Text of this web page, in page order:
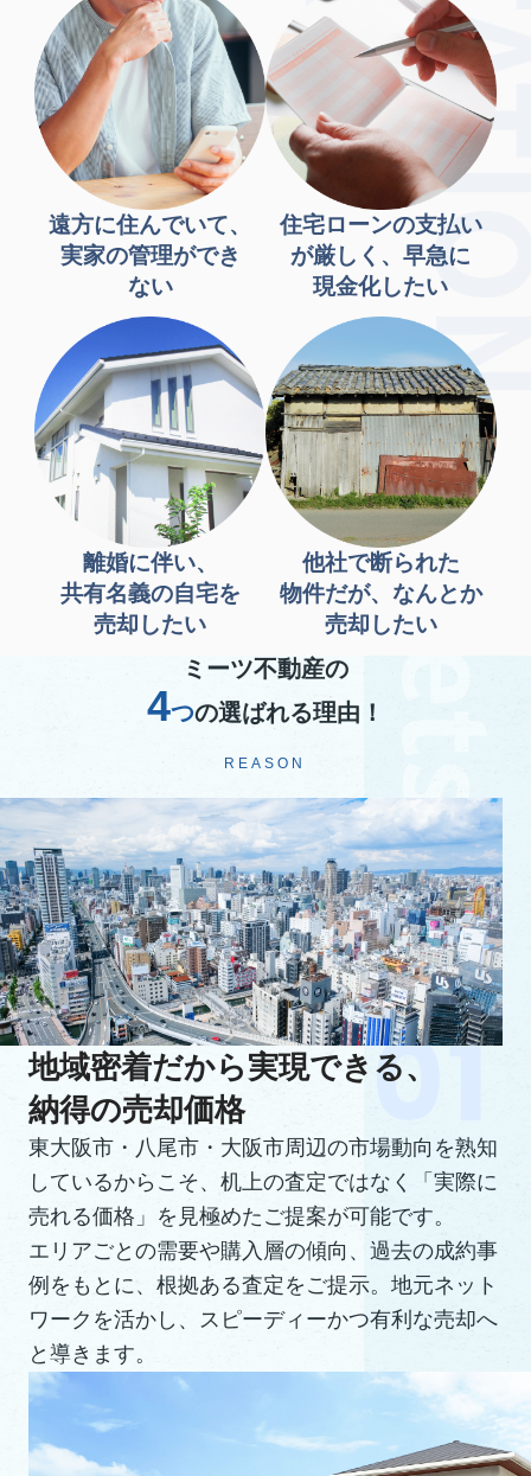
遠方に住んでいて、
実家の管理ができ
ない
住宅ローンの支払い
が厳しく、早急に
現金化したい
離婚に伴い、
共有名義の自宅を
売却したい
他社で断られた
物件だが、なんとか
売却したい
ミーツ不動産の
4つの選ばれる理由！
REASON
地域密着だから実現できる、
納得の売却価格
東大阪市・八尾市・大阪市周辺の市場動向を熟知
しているからこそ、机上の査定ではなく「実際に
売れる価格」を見極めたご提案が可能です。
エリアごとの需要や購入層の傾向、過去の成約事
例をもとに、根拠ある査定をご提示。地元ネット
ワークを活かし、スピーディーかつ有利な売却へ
と導きます。